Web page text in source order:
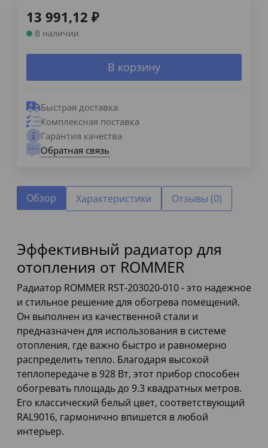
13 991,12 ₽
В наличии
В корзину
Быстрая доставка
Комплексная поставка
Гарантия качества
Обратная связь
Обзор Характеристики Отзывы (0)
Эффективный радиатор для
отопления от ROMMER
Радиатор ROMMER RST-203020-010 - это надежное
и стильное решение для обогрева помещений.
Он выполнен из качественной стали и
предназначен для использования в системе
отопления, где важно быстро и равномерно
распределить тепло. Благодаря высокой
теплопередаче в 928 Вт, этот прибор способен
обогревать площадь до 9.3 квадратных метров.
Его классический белый цвет, соответствующий
RAL9016, гармонично впишется в любой
интерьер.